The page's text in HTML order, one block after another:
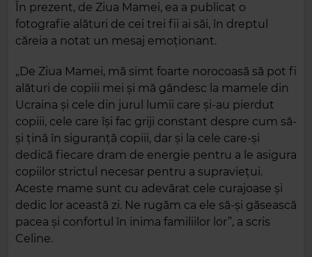
În prezent, de Ziua Mamei, ea a publicat o
fotografie alături de cei trei fii ai săi, în dreptul
căreia a notat un mesaj emoționant.
„De Ziua Mamei, mă simt foarte norocoasă să pot fi
alături de copiii mei și mă gândesc la mamele din
Ucraina și cele din jurul lumii care și-au pierdut
copiii, cele care își fac griji constant despre cum să-
și țină în siguranță copiii, dar și la cele care-și
dedică fiecare dram de energie pentru a le asigura
copiilor strictul necesar pentru a supraviețui.
Aceste mame sunt cu adevărat cele curajoase și
dedic lor această zi. Ne rugăm ca ele să-și găsească
pacea și confortul în inima familiilor lor”, a scris
Celine.